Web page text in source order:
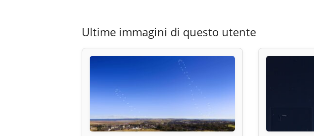
Ultime immagini di questo utente